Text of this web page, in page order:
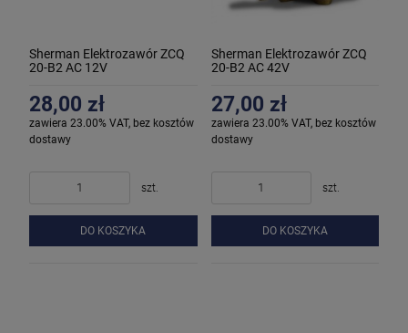
Sherman Elektrozawór ZCQ
20-B2 AC 12V
28,00 zł
zawiera 23.00% VAT, bez kosztów
dostawy
szt.
DO KOSZYKA
Sherman Elektrozawór ZCQ
20-B2 AC 42V
27,00 zł
zawiera 23.00% VAT, bez kosztów
dostawy
szt.
DO KOSZYKA